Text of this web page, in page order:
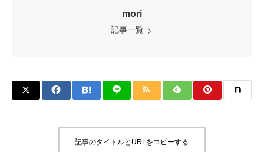
mori
記事一覧
記事のタイトルとURLをコピーする